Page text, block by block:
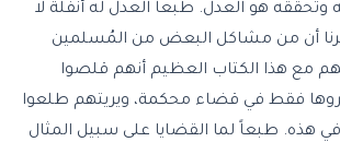
وتُحققه هو العدل. طبعاً العدل له أنفُلة لا
أن من مشاكل البعض من المُسلمين
مع هذا الكتاب العظيم أنهم قلصوا
فقط في قضاء محكمة، ويريتهم طلعوا
هذه. طبعاً لما القضايا على سبيل المثال